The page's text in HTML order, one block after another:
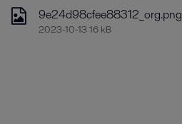
9e24d98cfee88312_org.png
2023-10-13 16 kB